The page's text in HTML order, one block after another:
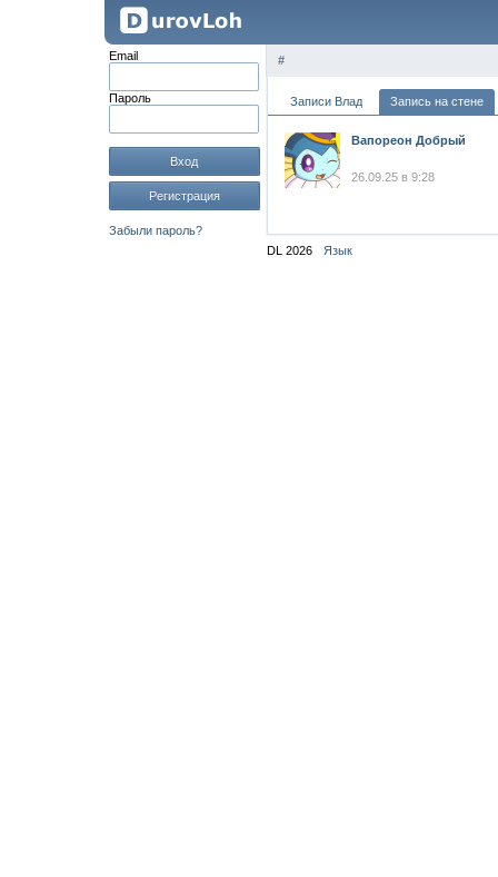
Email
Пароль
Вход
Регистрация
Забыли пароль?
#
Записи Влад Запись на стене
Вапореон Добрый
26.09.25 в 9:28
DL 2026 Язык